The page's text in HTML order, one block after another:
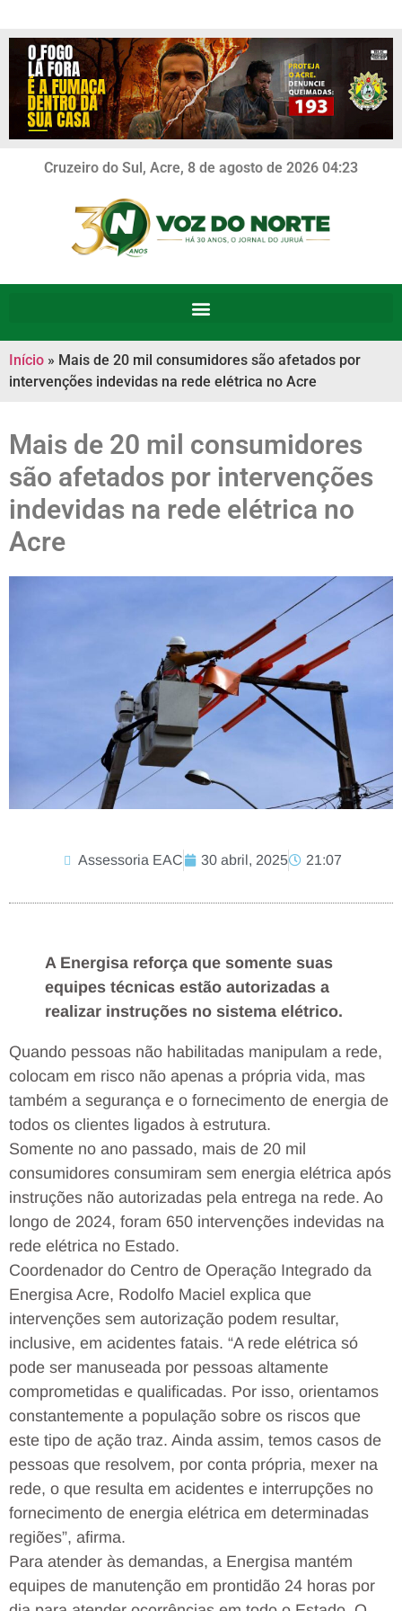
Cruzeiro do Sul, Acre, 8 de agosto de 2026 04:23
Início » Mais de 20 mil consumidores são afetados por
intervenções indevidas na rede elétrica no Acre
Mais de 20 mil consumidores
são afetados por intervenções
indevidas na rede elétrica no
Acre
Assessoria EAC 30 abril, 2025 21:07
A Energisa reforça que somente suas
equipes técnicas estão autorizadas a
realizar instruções no sistema elétrico.
Quando pessoas não habilitadas manipulam a rede,
colocam em risco não apenas a própria vida, mas
também a segurança e o fornecimento de energia de
todos os clientes ligados à estrutura.
Somente no ano passado, mais de 20 mil
consumidores consumiram sem energia elétrica após
instruções não autorizadas pela entrega na rede. Ao
longo de 2024, foram 650 intervenções indevidas na
rede elétrica no Estado.
Coordenador do Centro de Operação Integrado da
Energisa Acre, Rodolfo Maciel explica que
intervenções sem autorização podem resultar,
inclusive, em acidentes fatais. “A rede elétrica só
pode ser manuseada por pessoas altamente
comprometidas e qualificadas. Por isso, orientamos
constantemente a população sobre os riscos que
este tipo de ação traz. Ainda assim, temos casos de
pessoas que resolvem, por conta própria, mexer na
rede, o que resulta em acidentes e interrupções no
fornecimento de energia elétrica em determinadas
regiões”, afirma.
Para atender às demandas, a Energisa mantém
equipes de manutenção em prontidão 24 horas por